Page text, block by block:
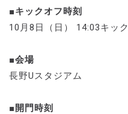
■キックオフ時刻
10月8日（日） 14:03キッ
■会場
長野Uスタジアム
■開門時刻